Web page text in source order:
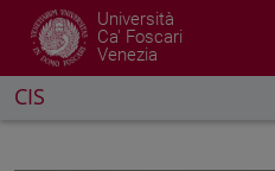
Università
Ca' Foscari
Venezia
CIS